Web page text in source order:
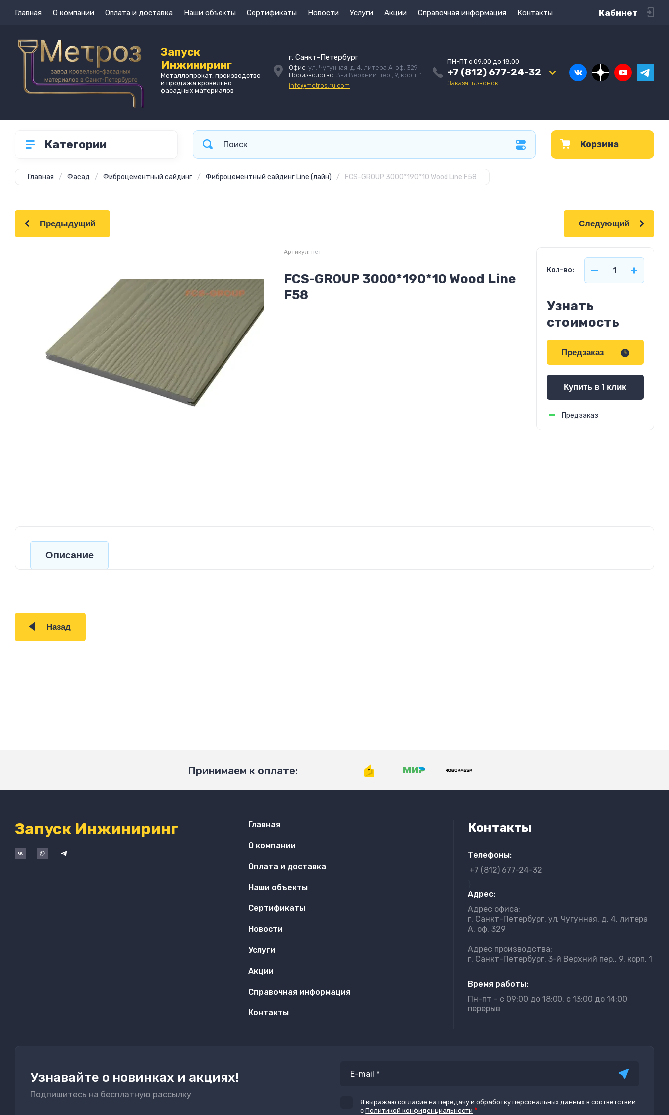
Главная О компании Оплата и доставка Наши объекты Сертификаты Новости Услуги Акции Справочная информация Контакты Кабинет
Запуск
Инжиниринг
Металлопрокат, производство
и продажа кровельно
фасадных материалов
г. Санкт-Петербург
Офис: ул. Чугунная, д. 4, литера А, оф. 329
Производство: 3-й Верхний пер., 9, корп. 1
info@metros.ru.com
ПН-ПТ с 09:00 до 18:00
+7 (812) 677-24-32
Заказать звонок
Категории Корзина
Главная / Фасад / Фиброцементный сайдинг / Фиброцементный сайдинг Line (лайн) / FCS-GROUP 3000*190*10 Wood Line F58
Предыдущий Следующий
Артикул: нет
FCS-GROUP 3000*190*10 Wood Line
F58
Кол-во:
Узнать
стоимость
Предзаказ
Купить в 1 клик
Предзаказ
Описание
Назад
Принимаем к оплате:
Запуск Инжиниринг Главная
О компании
Оплата и доставка
Наши объекты
Сертификаты
Новости
Услуги
Акции
Справочная информация
Контакты
Контакты
Телефоны:
+7 (812) 677-24-32
Адрес:
Адрес офиса:
г. Санкт-Петербург, ул. Чугунная, д. 4, литера
А, оф. 329
Адрес производства:
г. Санкт-Петербург, 3-й Верхний пер., 9, корп. 1
Время работы:
Пн-пт - с 09:00 до 18:00, с 13:00 до 14:00
перерыв
Узнавайте о новинках и акциях!
Подпишитесь на бесплатную рассылку
Я выражаюсогласие на передачу и обработку персональных данных в соответствии
сПолитикой конфиденциальности *